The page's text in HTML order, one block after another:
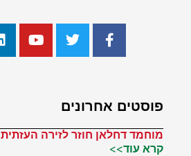
פוסטים אחרונים
מוחמד דחלאן חוזר לזירה העזתית
קרא עוד>>